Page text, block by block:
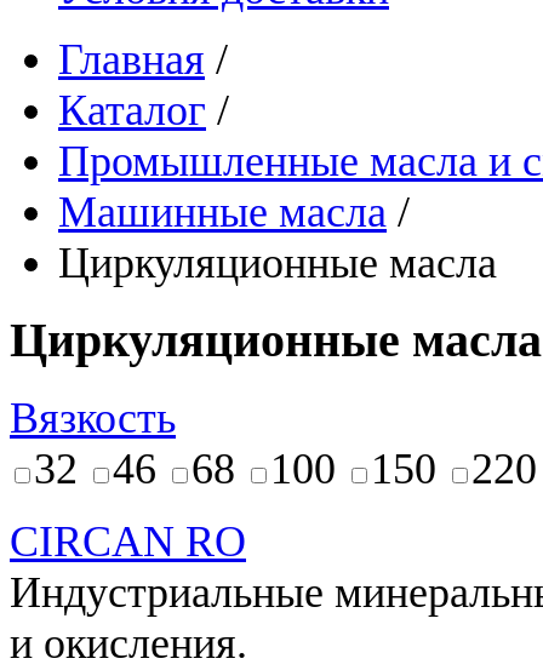
Главная /
Каталог /
Промышленные масла и
Машинные масла /
Циркуляционные масла
Циркуляционные масла
Вязкость
32
46 68 100 150
220
CIRCAN RO
Индустриальные
и окисления.